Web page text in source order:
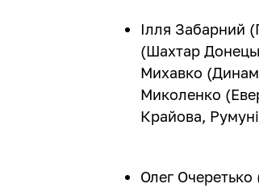
Ілля Забарний
(Шахтар
Михавко
Миколенко
Крайова,
Олег